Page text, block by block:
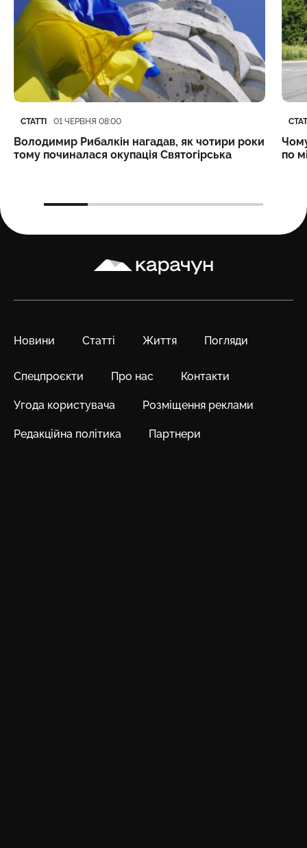
Категорія
СТАТТІ
Дата публікації
01 ЧЕРВНЯ 08:00
Володимир Рибалкін нагадав, як чотири роки
тому починалася окупація Святогірська
по
Карачун
Новини Статті Життя Погляди
Спецпроєкти Про нас Контакти
Угода користувача Розміщення реклами
Редакційна політика Партнери